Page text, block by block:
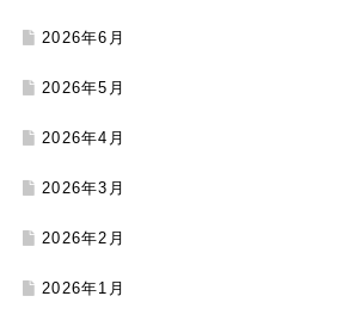
2026年6月
2026年5月
2026年4月
2026年3月
2026年2月
2026年1月